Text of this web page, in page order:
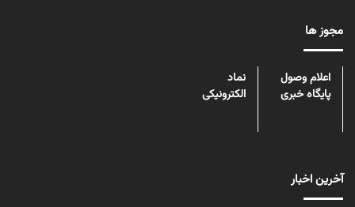
مجوز ها
اعلام وصول
پایگاه خبری
نماد
الکترونیکی
آخرین اخبار